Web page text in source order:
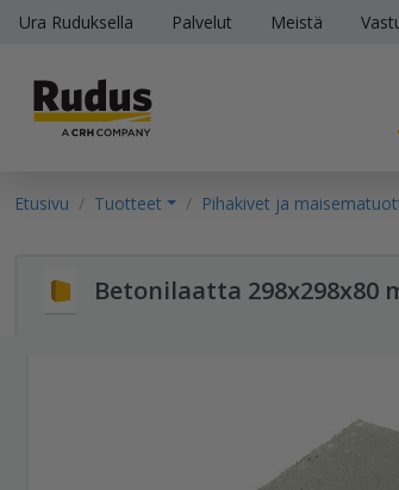
Ura Ruduksella Palvelut Meistä
Etusivu Tuotteet Pihakivet ja
Betonilaatta 298x298x80